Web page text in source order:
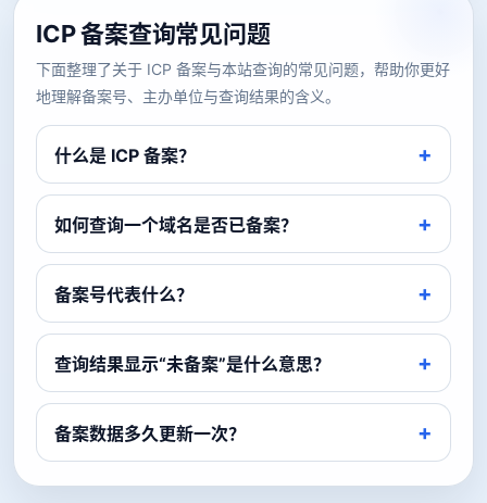
ICP 备案查询常见问题
下面整理了关于 ICP 备案与本站查询的常见问题，帮助你更好
地理解备案号、主办单位与查询结果的含义。
什么是 ICP 备案？
如何查询一个域名是否已备案？
备案号代表什么？
查询结果显示“未备案”是什么意思？
备案数据多久更新一次？